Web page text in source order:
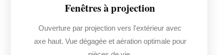
Fenêtres à projection
Ouverture par projection vers l'extérieur avec
axe haut. Vue dégagée et aération optimale pour